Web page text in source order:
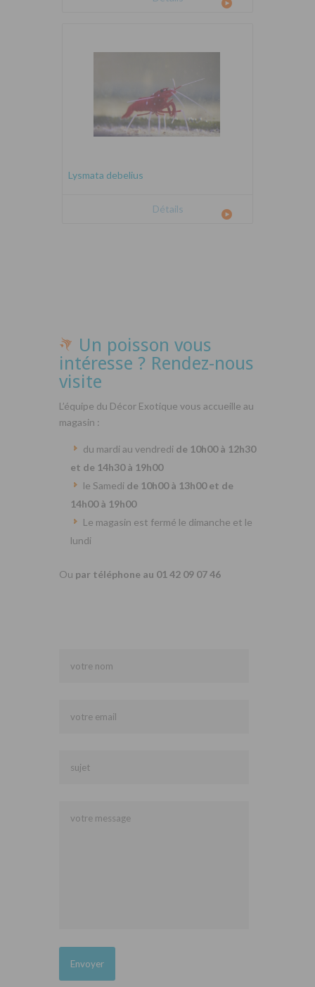
Lysmata debelius
Détails
Un poisson vous
intéresse ? Rendez-nous
visite
L’équipe du Décor Exotique vous accueille au
magasin :
du mardi au vendredi de 10h00 à 12h30
et de 14h30 à 19h00
le Samedi de 10h00 à 13h00 et de
14h00 à 19h00
Le magasin est fermé le dimanche et le
lundi
Ou par téléphone au 01 42 09 07 46